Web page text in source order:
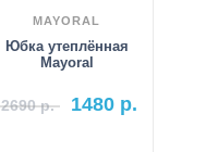
MAYORAL
Юбка утеплённая
Mayoral
2690р. 1480 р.